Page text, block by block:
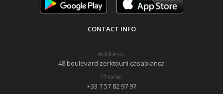
CONTACT INFO
Address:
48 boulevard zerktouni casablanca
Phone:
+33 7 57 82 97 97